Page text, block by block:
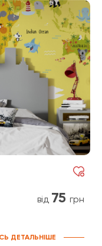
від 75 грн
ДЕТАЛЬНІШЕ